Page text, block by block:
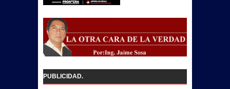
PUBLICIDAD.